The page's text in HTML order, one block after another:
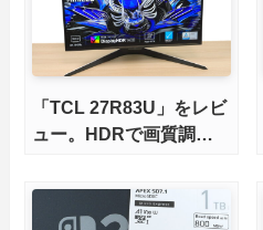
「TCL 27R83U」をレビ
ュー。HDRで画質調整
輝度も発揮！